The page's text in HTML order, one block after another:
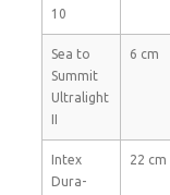
10
Sea to
Summit
Ultralight
II
6 cm
Intex
Dura-
22 cm